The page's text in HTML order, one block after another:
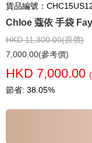
貨品編號：
Chloe 蔻依 手袋
HKD 11,300.00(原價)
7,000.00(參考價)
HKD 7,000.00
節省: 38.05%